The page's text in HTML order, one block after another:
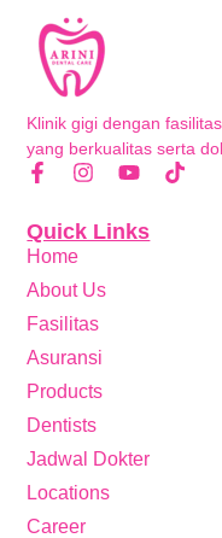
Klinik gigi dengan
yang berkualitas serta
Quick Links
Home
About Us
Fasilitas
Asuransi
Products
Dentists
Jadwal Dokter
Locations
Career